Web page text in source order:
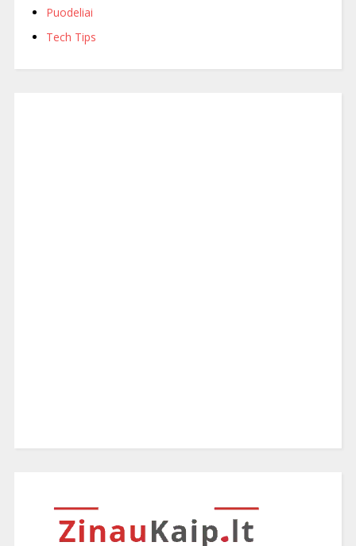
Puodeliai
Tech Tips